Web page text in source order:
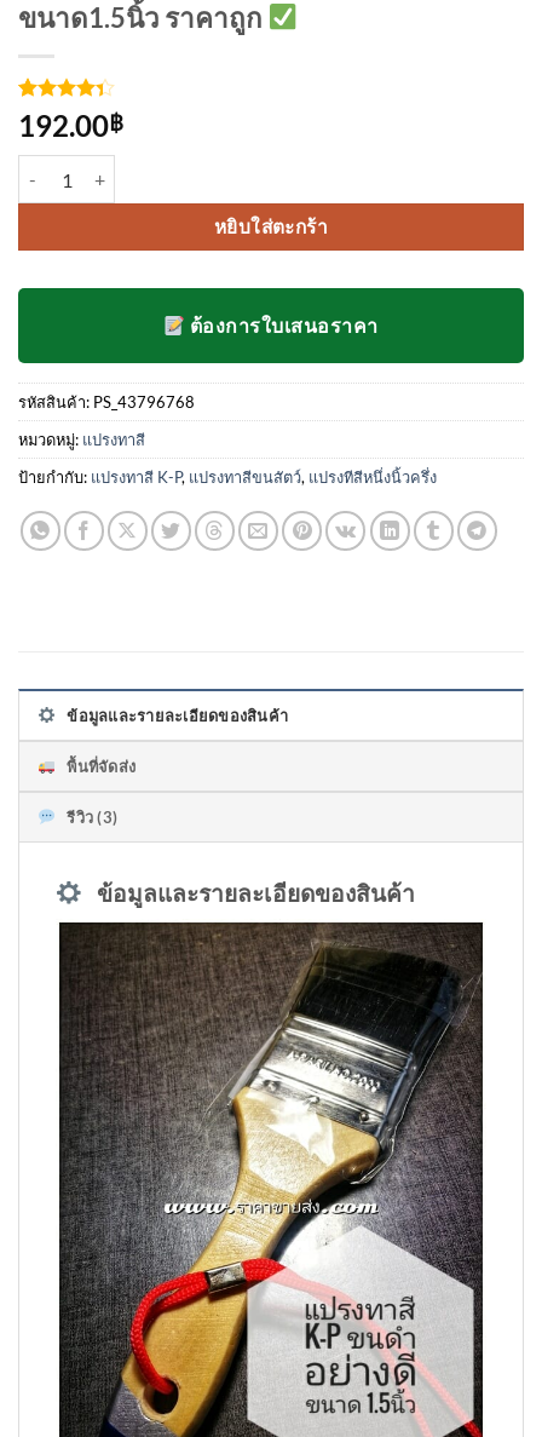
ขนาด1.5นิ้ว ราคาถูก
ให้
คะแนน
4.33จาก
5 คะแนน
เต็มบน
3
ของลูกค้า
192.00฿
หยิบใส่ตะกร้า
ต้องการใบเสนอราคา
รหัสสินค้า: PS_43796768
หมวดหมู่: แปรงทาสี
ป้ายกำกับ: แปรงทาสี K-P, แปรงทาสีขนสัตว์, แปรงทีสีหนึ่งนิ้วครึ่ง
ข้อมูลและรายละเอียดของสินค้า
พื้นที่จัดส่ง
รีวิว (3)
ข้อมูลและรายละเอียดของสินค้า